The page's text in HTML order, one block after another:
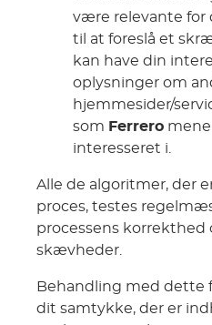
være relevante for
til at foreslå et
kan have din
oplysninger om
hjemmesider/
som Ferrero
interesseret i.
Alle de algoritmer, der
proces, testes
processens korrekthed
skævheder.
Behandling med dette
dit samtykke, der er